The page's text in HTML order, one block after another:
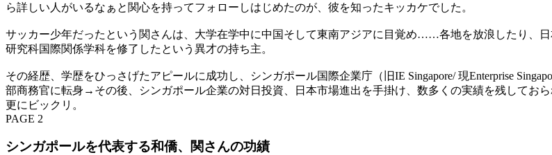
ら詳しい人がいるなぁと関心を持ってフォローしはじめたのが、彼を知ったキッカケでした。
サッカー少年だったという関さんは、大学在学中に中国そして東南アジアに目覚め……各地を放浪したり、
研究科国際関係学科を修了したという異才の持ち主。
その経歴、学歴をひっさげたアピールに成功し、シンガポール国際企業庁（旧IE Singapore/ 現Enterprise
部商務官に転身→その後、シンガポール企業の対日投資、日本市場進出を手掛け、数多くの実績を残してお
更にビックリ。
PAGE 2
シンガポールを代表する和僑、関さんの功績